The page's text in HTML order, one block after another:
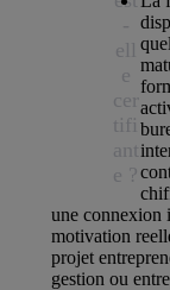
-
ell
e
cer
tifi
ant
e ?
une connexion
motivation
projet
gestion ou